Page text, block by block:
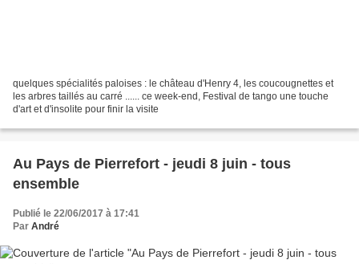
quelques spécialités paloises : le château d'Henry 4, les coucougnettes et
les arbres taillés au carré ...... ce week-end, Festival de tango une touche
d'art et d'insolite pour finir la visite
Au Pays de Pierrefort - jeudi 8 juin - tous
ensemble
Publié le 22/06/2017 à 17:41
Par André